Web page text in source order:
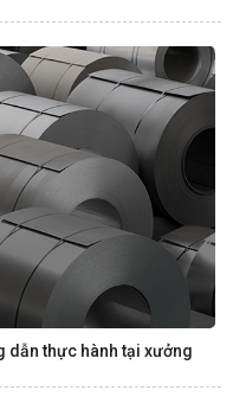
dẫn thực hành tại xưởng